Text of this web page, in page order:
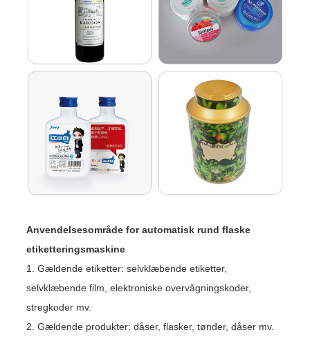
Anvendelsesområde for automatisk rund flaske
etiketteringsmaskine
1. Gældende etiketter: selvklæbende etiketter,
selvklæbende film, elektroniske overvågningskoder,
stregkoder mv.
2. Gældende produkter: dåser, flasker, tønder, dåser mv.